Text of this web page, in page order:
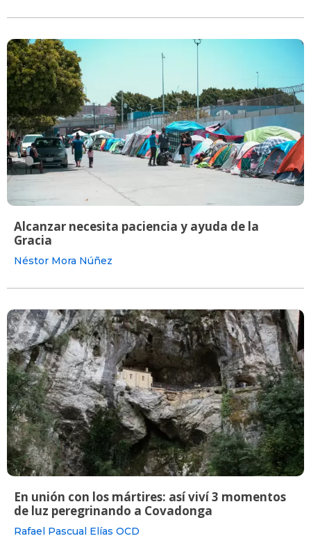
Alcanzar necesita paciencia y ayuda de la
Gracia
Néstor Mora Núñez
En unión con los mártires: así viví 3 momentos
de luz peregrinando a Covadonga
Rafael Pascual Elías OCD